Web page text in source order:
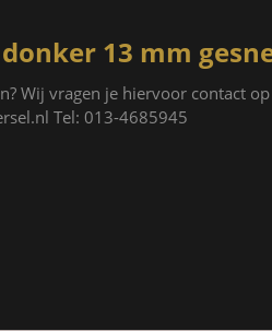
13 mm
Wij vragen je hiervoor contact
Tel: 013-4685945